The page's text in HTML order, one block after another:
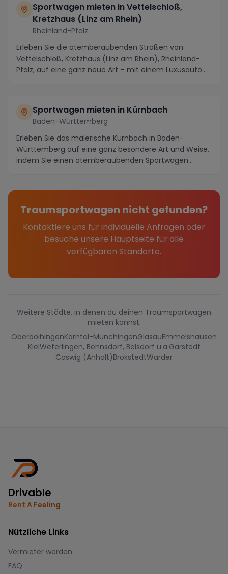
Sportwagen mieten in Vettelschloß,
Kretzhaus (Linz am Rhein)
Rheinland-Pfalz
Erleben Sie die atemberaubenden Straßen von
Vettelschloß, Kretzhaus (Linz am Rhein), Rheinland-
Pfalz, auf eine ganz neue Art – mit einem Luxusauto
Sportwagen mieten in Kürnbach
Baden-Württemberg
Erleben Sie das malerische Kürnbach in Baden-
Württemberg auf eine ganz besondere Art und Weise,
indem Sie einen atemberaubenden Sportwagen
Traumsportwagen nicht gefunden?
Kontaktiere uns für individuelle Anfragen oder
besuche unsere Hauptseite für alle
verfügbaren Standorte.
Weitere Städte, in denen du deinen Traumsportwagen
mieten kannst.
OberboihingenKorntal-MünchingenGlasauEmmelshausen
KielWeferlingen, Behnsdorf, Belsdorf u.a.Garstedt
Coswig (Anhalt)BrokstedtWarder
Drivable
Rent A Feeling
Nützliche Links
Vermieter werden
FAQ